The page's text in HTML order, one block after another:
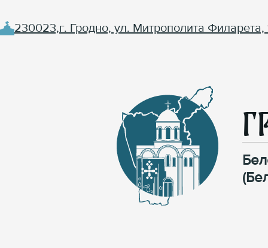
230023,г. Гродно, ул. Митрополита Филарета,